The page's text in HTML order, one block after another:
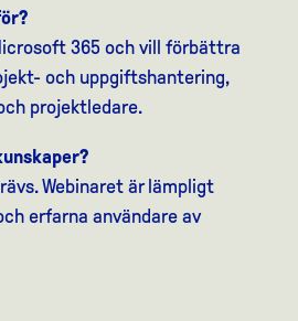
365 och vill förbättra
och uppgiftshantering,
projektledare.
Webinaret är lämpligt
erfarna användare av